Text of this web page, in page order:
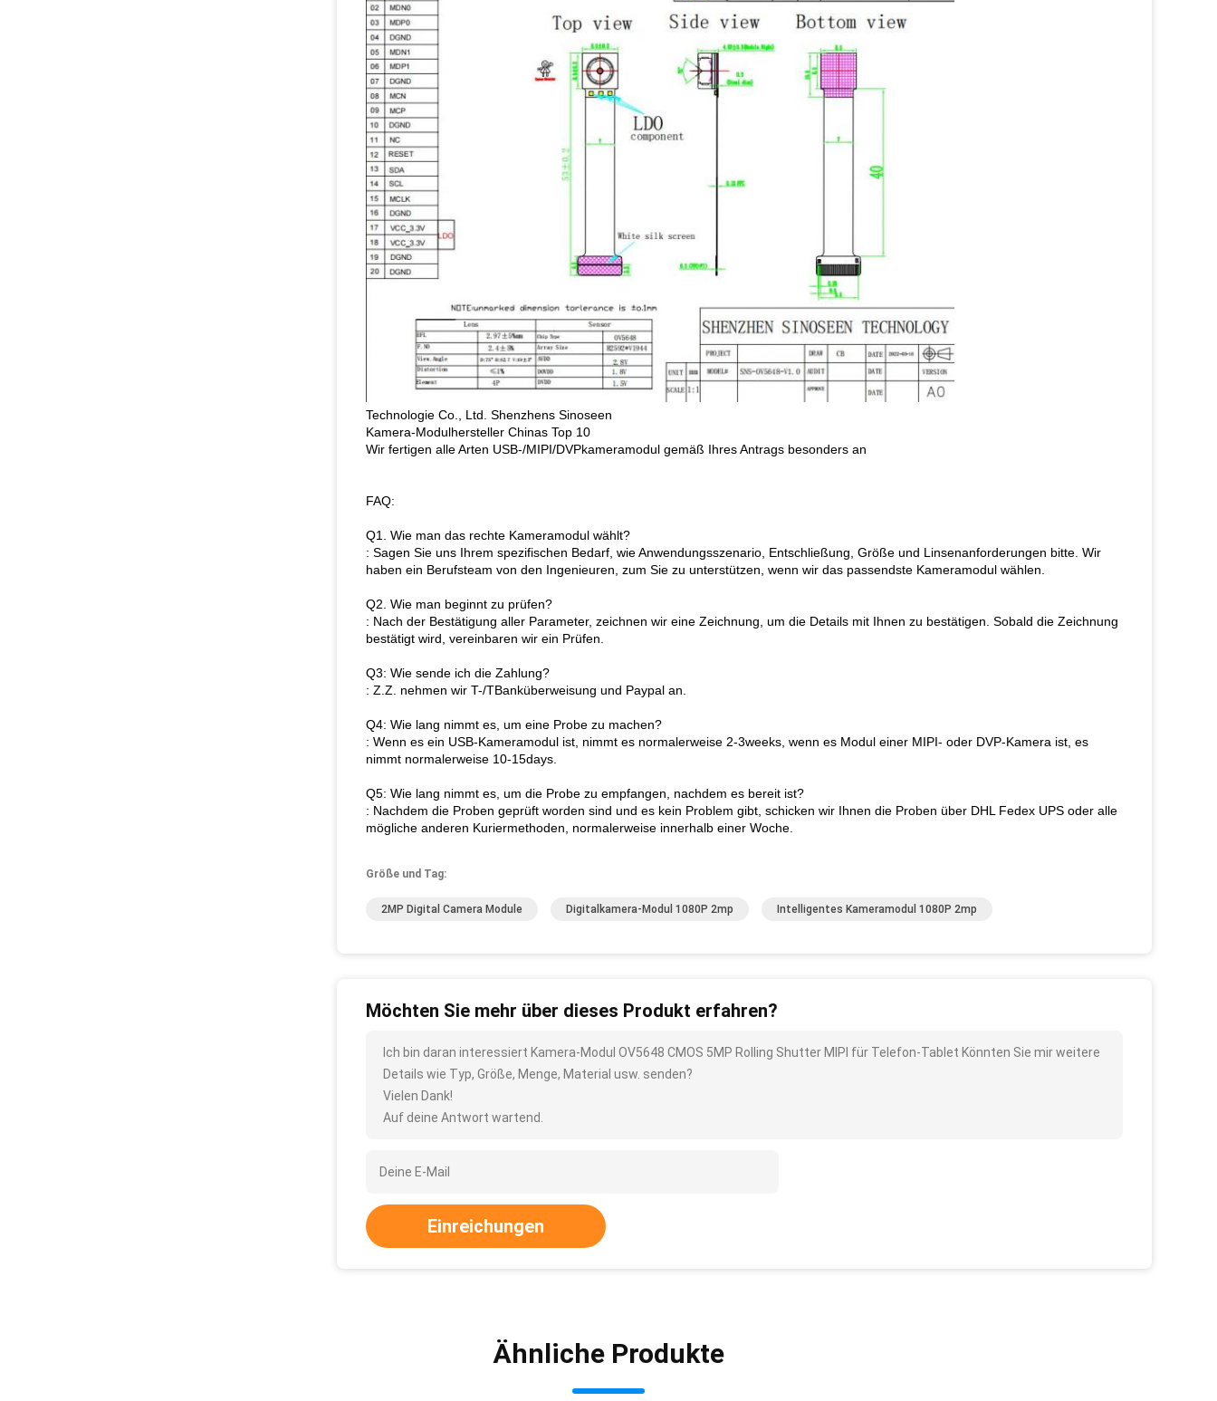
Technologie Co., Ltd. Shenzhens Sinoseen
Kamera-Modulhersteller Chinas Top 10
Wir fertigen alle Arten USB-/MIPI/DVPkameramodul gemäß Ihres Antrags besonders an
FAQ:
Q1. Wie man das rechte Kameramodul wählt?
: Sagen Sie uns Ihrem spezifischen Bedarf, wie Anwendungsszenario, Entschließung, Größe und Linsenanforderungen bitte. Wir
haben ein Berufsteam von den Ingenieuren, zum Sie zu unterstützen, wenn wir das passendste Kameramodul wählen.
Q2. Wie man beginnt zu prüfen?
: Nach der Bestätigung aller Parameter, zeichnen wir eine Zeichnung, um die Details mit Ihnen zu bestätigen. Sobald die Zeichnung
bestätigt wird, vereinbaren wir ein Prüfen.
Q3: Wie sende ich die Zahlung?
: Z.Z. nehmen wir T-/TBanküberweisung und Paypal an.
Q4: Wie lang nimmt es, um eine Probe zu machen?
: Wenn es ein USB-Kameramodul ist, nimmt es normalerweise 2-3weeks, wenn es Modul einer MIPI- oder DVP-Kamera ist, es
nimmt normalerweise 10-15days.
Q5: Wie lang nimmt es, um die Probe zu empfangen, nachdem es bereit ist?
: Nachdem die Proben geprüft worden sind und es kein Problem gibt, schicken wir Ihnen die Proben über DHL Fedex UPS oder alle
mögliche anderen Kuriermethoden, normalerweise innerhalb einer Woche.
Größe und Tag:
2MP Digital Camera Module Digitalkamera-Modul 1080P 2mp Intelligentes Kameramodul 1080P 2mp
Möchten Sie mehr über dieses Produkt erfahren?
Ich bin daran interessiert Kamera-Modul OV5648 CMOS 5MP Rolling Shutter MIPI für Telefon-Tablet Könnten Sie mir weitere
Details wie Typ, Größe, Menge, Material usw. senden?
Vielen Dank!
Auf deine Antwort wartend.
Einreichungen
Ähnliche Produkte